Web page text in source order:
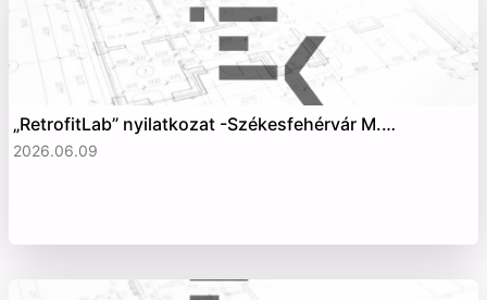
„RetrofitLab” nyilatkozat -Székesfehérvár M.…
2026.06.09